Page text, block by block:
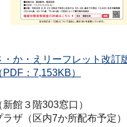
か・えリーフレット改訂
：7,153KB）
館３階303窓口）
ザ（区内7か所配布予定）